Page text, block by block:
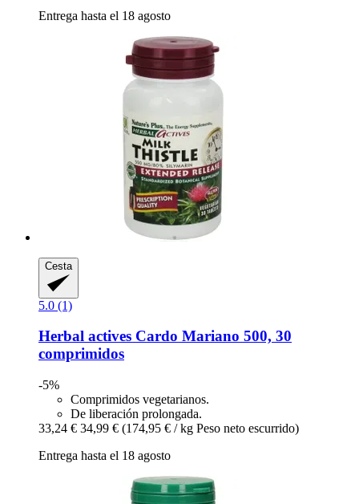
Entrega hasta el 18 agosto
Cesta
5.0 (1)
Herbal actives Cardo Mariano 500, 30
comprimidos
-5%
Comprimidos vegetarianos.
De liberación prolongada.
33,24 € 34,99 € (174,95 € / kg Peso neto escurrido)
Entrega hasta el 18 agosto